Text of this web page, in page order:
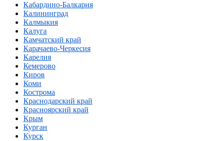
Кабардино-Балкария
Калининград
Калмыкия
Калуга
Камчатский край
Карачаево-Черкесия
Карелия
Кемерово
Киров
Коми
Кострома
Краснодарский край
Красноярский край
Крым
Курган
Курск